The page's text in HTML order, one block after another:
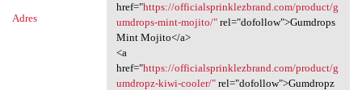
Adres
href="https://officialsprinklezbrand.com/product/g
umdrops-mint-mojito/"rel="dofollow">Gumdrops
Mint Mojito</a>
<a
href="https://officialsprinklezbrand.com/product/g
umdropz-kiwi-cooler/"rel="dofollow">Gumdropz